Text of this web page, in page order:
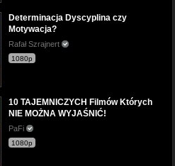
Determinacja Dyscyplina czy
Motywacja?
Rafał Szrajnert
1080p
10 TAJEMNICZYCH Filmów Których
NIE MOŻNA WYJAŚNIĆ!
PaFi
1080p